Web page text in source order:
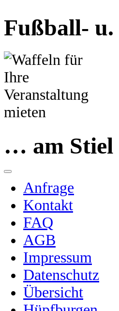
Fußball-
… am Stiel
Anfrage
Kontakt
FAQ
AGB
Impressum
Datenschutz
Übersicht